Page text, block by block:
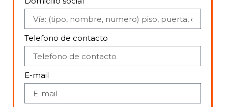
Telefono de contacto
E-mail